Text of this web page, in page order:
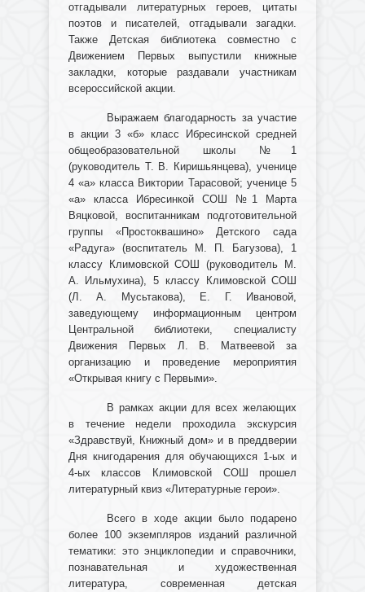
отгадывали литературных героев, цитаты
поэтов и писателей, отгадывали загадки.
Также Детская библиотека совместно с
Движением Первых выпустили книжные
закладки, которые раздавали участникам
всероссийской акции.
Выражаем благодарность за участие
в акции 3 «б» класс Ибресинской средней
общеобразовательной школы №1
(руководитель Т. В. Киришьянцева), ученице
4 «а» класса Виктории Тарасовой; ученице 5
«а» класса Ибресинкой СОШ №1 Марта
Вяцковой, воспитанникам подготовительной
группы «Простоквашино» Детского сада
«Радуга» (воспитатель М. П. Багузова), 1
классу Климовской СОШ (руководитель М.
А. Ильмухина), 5 классу Климовской СОШ
(Л. А. Мусьтакова), Е. Г. Ивановой,
заведующему информационным центром
Центральной библиотеки, специалисту
Движения Первых Л. В. Матвеевой за
организацию и проведение мероприятия
«Открывая книгу с Первыми».
В рамках акции для всех желающих
в течение недели проходила экскурсия
«Здравствуй, Книжный дом» и в преддверии
Дня книгодарения для обучающихся 1-ых и
4-ых классов Климовской СОШ прошел
литературный квиз «Литературные герои».
Всего в ходе акции было подарено
более 100 экземпляров изданий различной
тематики: это энциклопедии и справочники,
познавательная и художественная
литература, современная детская